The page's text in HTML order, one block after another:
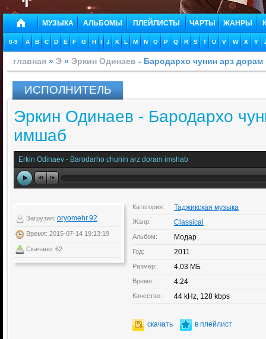
МУЗЫКА АЛЬБОМЫ ПЛЕЙЛИСТЫ ЧАРТЫ ЖАНРЫ
0-9 A B C D E F G H I J K L M N O P Q R S T U V W X Y
главная » Э » Эркин Одинаев - Бародархо чунин арз
ИСПОЛНИТЕЛЬ
Эркин Одинаев - Бародархо
имшаб
Erkin Odinaev - Barodarho chunin arz doram imshab
Загрузил: oryomehr.92
Время: 2015-07-14 19:13:19
Скачано: 62
Категория: Таджикская музыка
Жанр: Classical
Альбом: Модар
Год: 2011
Размер: 4,03 МБ
Время: 4:24
Качество: 44 kHz, 128 kbps
скачать в плейлист